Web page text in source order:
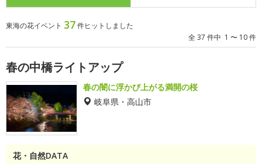
東海の花イベント 37件ヒットしました
全 37 件中 1 〜 10 件
春の中橋ライトアップ
春の闇に浮かび上がる満開の桜
岐阜県・高山市
花・自然DATA